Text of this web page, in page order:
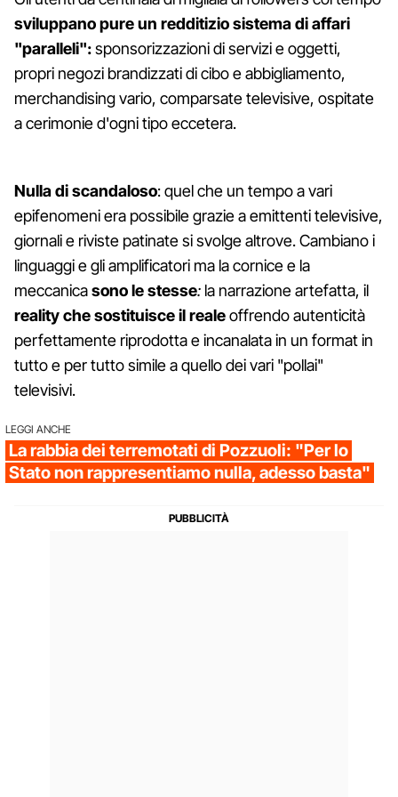
sviluppano pure un redditizio sistema di affari
"paralleli":sponsorizzazioni di servizi e oggetti,
propri negozi brandizzati di cibo e abbigliamento,
merchandising vario, comparsate televisive, ospitate
a cerimonie d'ogni tipo eccetera.
Nulla di scandaloso: quel che un tempo a vari
epifenomeni era possibile grazie a emittenti televisive,
giornali e riviste patinate si svolge altrove. Cambiano i
linguaggi e gli amplificatori ma la cornice e la
meccanicasono le stesse: la narrazione artefatta, il
reality che sostituisce il realeoffrendo autenticità
perfettamente riprodotta e incanalata in un format in
tutto e per tutto simile a quello dei vari "pollai"
televisivi.
LEGGI ANCHE
La rabbia dei terremotati di Pozzuoli: "Per lo
Stato non rappresentiamo nulla, adesso basta"